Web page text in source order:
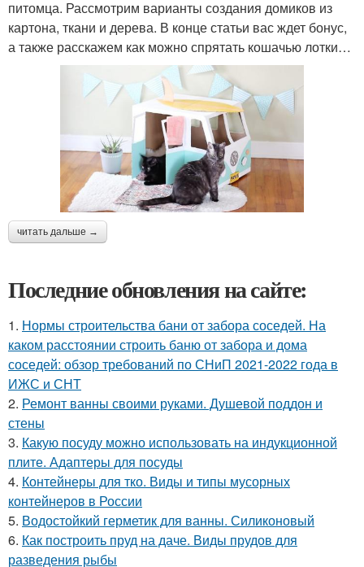
питомца. Рассмотрим варианты создания домиков из
картона, ткани и дерева. В конце статьи вас ждет бонус,
а также расскажем как можно спрятать кошачью лотки…
читать дальше →
Последние обновления на сайте:
1. Нормы строительства бани от забора соседей. На
каком расстоянии строить баню от забора и дома
соседей: обзор требований по СНиП 2021-2022 года в
ИЖС и СНТ
2. Ремонт ванны своими руками. Душевой поддон и
стены
3. Какую посуду можно использовать на индукционной
плите. Адаптеры для посуды
4. Контейнеры для тко. Виды и типы мусорных
контейнеров в России
5. Водостойкий герметик для ванны. Силиконовый
6. Как построить пруд на даче. Виды прудов для
разведения рыбы